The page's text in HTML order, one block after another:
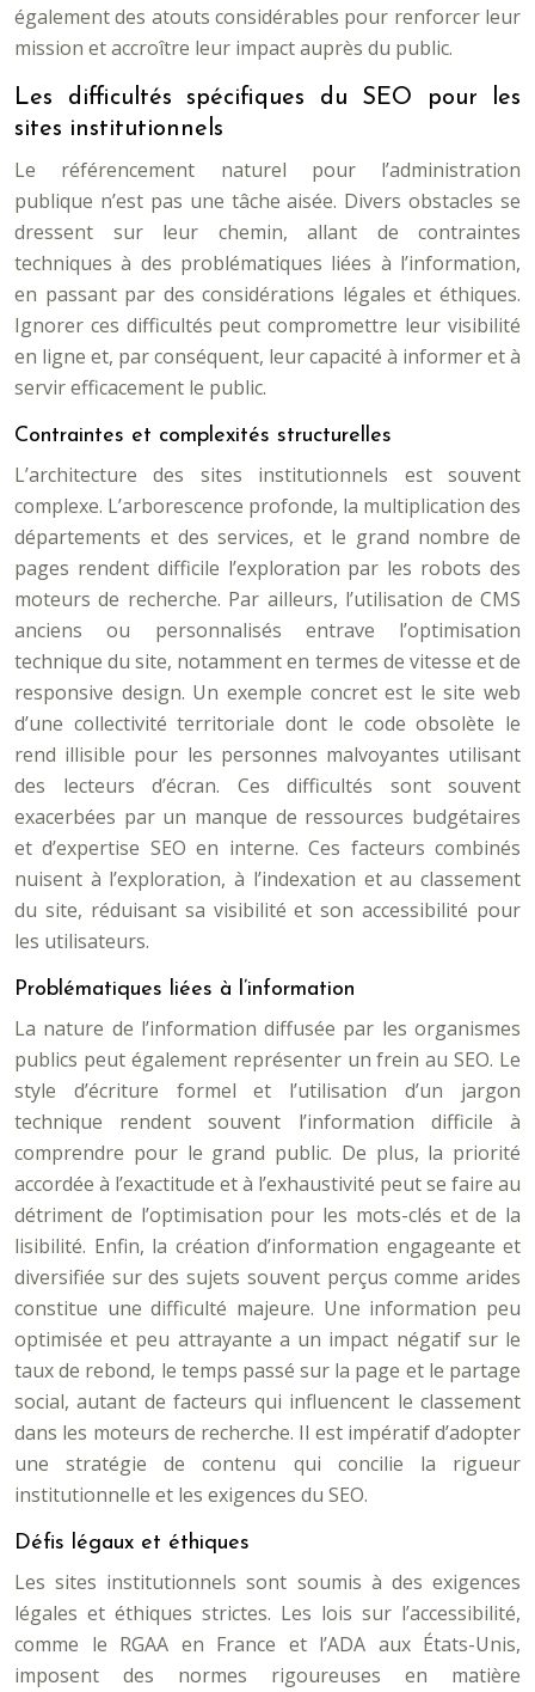
également des atouts considérables pour renforcer leur
mission et accroître leur impact auprès du public.
Les difficultés spécifiques du SEO pour les
sites institutionnels
Le référencement naturel pour l’administration
publique n’est pas une tâche aisée. Divers obstacles se
dressent sur leur chemin, allant de contraintes
techniques à des problématiques liées à l’information,
en passant par des considérations légales et éthiques.
Ignorer ces difficultés peut compromettre leur visibilité
en ligne et, par conséquent, leur capacité à informer et à
servir efficacement le public.
Contraintes et complexités structurelles
L’architecture des sites institutionnels est souvent
complexe. L’arborescence profonde, la multiplication des
départements et des services, et le grand nombre de
pages rendent difficile l’exploration par les robots des
moteurs de recherche. Par ailleurs, l’utilisation de CMS
anciens ou personnalisés entrave l’optimisation
technique du site, notamment en termes de vitesse et de
responsive design. Un exemple concret est le site web
d’une collectivité territoriale dont le code obsolète le
rend illisible pour les personnes malvoyantes utilisant
des lecteurs d’écran. Ces difficultés sont souvent
exacerbées par un manque de ressources budgétaires
et d’expertise SEO en interne. Ces facteurs combinés
nuisent à l’exploration, à l’indexation et au classement
du site, réduisant sa visibilité et son accessibilité pour
les utilisateurs.
Problématiques liées à l’information
La nature de l’information diffusée par les organismes
publics peut également représenter un frein au SEO. Le
style d’écriture formel et l’utilisation d’un jargon
technique rendent souvent l’information difficile à
comprendre pour le grand public. De plus, la priorité
accordée à l’exactitude et à l’exhaustivité peut se faire au
détriment de l’optimisation pour les mots-clés et de la
lisibilité. Enfin, la création d’information engageante et
diversifiée sur des sujets souvent perçus comme arides
constitue une difficulté majeure. Une information peu
optimisée et peu attrayante a un impact négatif sur le
taux de rebond, le temps passé sur la page et le partage
social, autant de facteurs qui influencent le classement
dans les moteurs de recherche. Il est impératif d’adopter
une stratégie de contenu qui concilie la rigueur
institutionnelle et les exigences du SEO.
Défis légaux et éthiques
Les sites institutionnels sont soumis à des exigences
légales et éthiques strictes. Les lois sur l’accessibilité,
comme le RGAA en France et l’ADA aux États-Unis,
imposent des normes rigoureuses en matière